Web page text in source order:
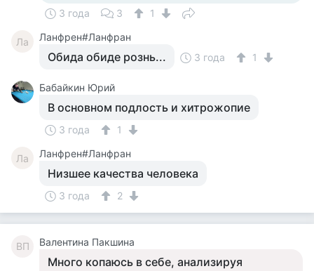
3 года 3 1
Ла Ланфрен#Ланфран
Обида обиде рознь... 3 года 1
Бабайкин Юрий
В основном подлость и хитрожопие
3 года 1
Ла Ланфрен#Ланфран
Низшее качества человека
3 года 2
ВП Валентина Пакшина
Много копаюсь в себе, анализируя